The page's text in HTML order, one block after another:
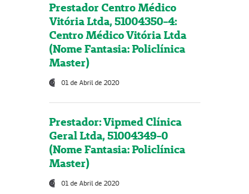
Prestador Centro Médico
Vitória Ltda, 51004350-4:
Centro Médico Vitória Ltda
(Nome Fantasia: Policlínica
Master)
01 de Abril de 2020
Prestador: Vipmed Clínica
Geral Ltda, 51004349-0
(Nome Fantasia: Policlínica
Master)
01 de Abril de 2020